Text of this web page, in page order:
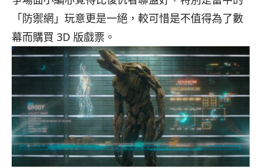
「防禦網」玩意更是一絕，較可惜是不值得為了數
幕而購買 3D 版戲票。